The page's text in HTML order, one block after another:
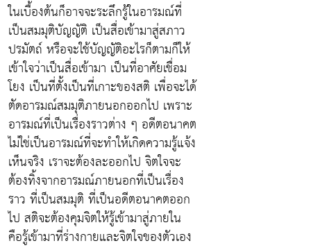
ในเบื้องต้นก็อาจจะระลึกรู้ในอารมณ์ที่
เป็นสมมุติบัญญัติ เป็นสื่อเข้ามาสู่สภาว
ปรมัตถ์ หรือจะใช้บัญญัติอะไรก็ตามก็ให้
เข้าใจว่าเป็นสื่อเข้ามา เป็นที่อาศัยเชื่อม
โยง เป็นที่ตั้งเป็นที่เกาะของสติ เพื่อจะได้
ตัดอารมณ์สมมุติภายนอกออกไป เพราะ
อารมณ์ที่เป็นเรื่องราวต่าง ๆ อดีตอนาคต
ไม่ใช่เป็นอารมณ์ที่จะทำให้เกิดความรู้แจ้ง
เห็นจริง เราจะต้องละออกไป จิตใจจะ
ต้องทิ้งจากอารมณ์ภายนอกที่เป็นเรื่อง
ราว ที่เป็นสมมุติ ที่เป็นอดีตอนาคตออก
ไป สติจะต้องคุมจิตให้รู้เข้ามาสู่ภายใน
คือรู้เข้ามาที่ร่างกายและจิตใจของตัวเอง